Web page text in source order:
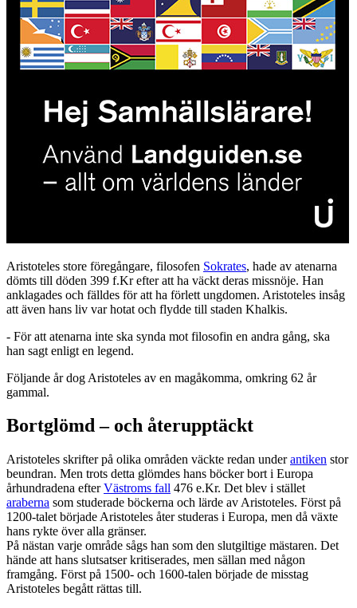
Aristoteles store föregångare, filosofen Sokrates, hade av atenarna
dömts till döden 399 f.Kr efter att ha väckt deras missnöje. Han
anklagades och fälldes för att ha förlett ungdomen. Aristoteles insåg
att även hans liv var hotat och flydde till staden Khalkis.
- För att atenarna inte ska synda mot filosofin en andra gång, ska
han sagt enligt en legend.
Följande år dog Aristoteles av en magåkomma, omkring 62 år
gammal.
Bortglömd – och återupptäckt
Aristoteles skrifter på olika områden väckte redan underantiken stor
beundran. Men trots detta glömdes hans böcker bort i Europa
århundradena efterVästroms fall 476 e.Kr. Det blev i stället
araberna som studerade böckerna och lärde av Aristoteles. Först på
1200-talet började Aristoteles åter studeras i Europa, men då växte
hans rykte över alla gränser.
På nästan varje område sågs han som den slutgiltige mästaren. Det
hände att hans slutsatser kritiserades, men sällan med någon
framgång. Först på 1500- och 1600-talen började de misstag
Aristoteles begått rättas till.